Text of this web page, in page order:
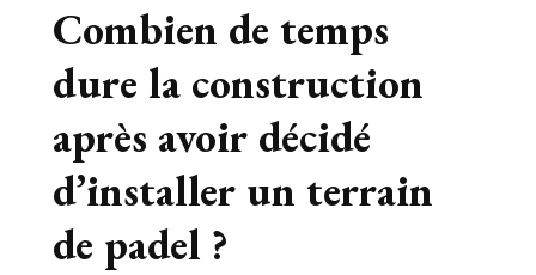
Combien de temps
dure la construction
après avoir décidé
d’installer un terrain
de padel ?